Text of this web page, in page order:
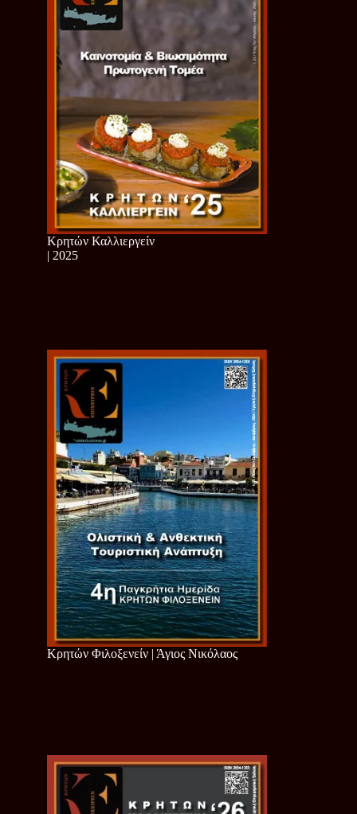
Κρητών Καλλιεργείν
| 2025
Κρητών Φιλοξενείν | Άγιος Νικόλαος